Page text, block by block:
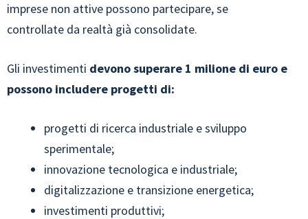
imprese non attive possono partecipare, se
controllate da realtà già consolidate.
Gli investimenti devono superare 1 milione di euro e
possono includere progetti di:
progetti di ricerca industriale e sviluppo
sperimentale;
innovazione tecnologica e industriale;
digitalizzazione e transizione energetica;
investimenti produttivi;